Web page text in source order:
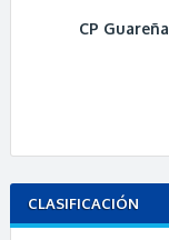
CP Guareña
CLASIFICACIÓN